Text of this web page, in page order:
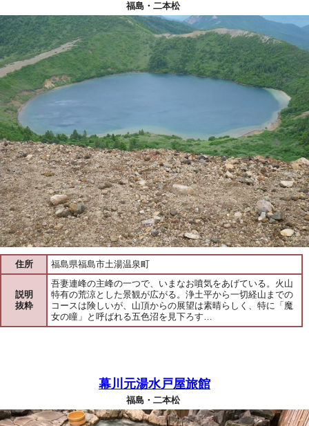
福島・二本松
住所 福島県福島市土湯温泉町
説明
抜粋
吾妻連峰の主峰の一つで、いまなお噴気をあげている。火山
特有の荒涼とした景観が広がる。浄土平から一切経山までの
コースは険しいが、山頂からの展望は素晴らしく、特に「魔
女の瞳」と呼ばれる五色沼を見下ろす…
幕川元湯水戸屋旅館
福島・二本松